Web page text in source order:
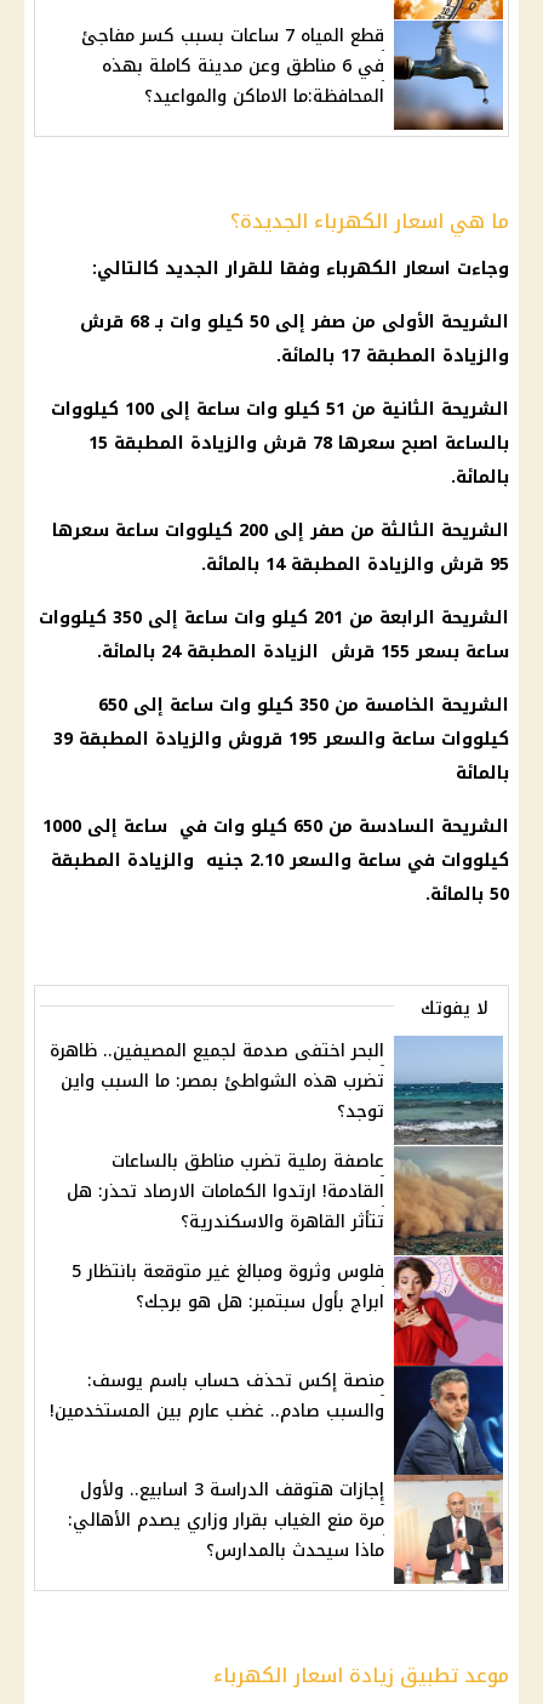
قطع المياه 7 ساعات بسبب كسر مفاجئ
في 6 مناطق وعن مدينة كاملة بهذه
المحافظة:ما الاماكن والمواعيد؟
ما هي اسعار الكهرباء الجديدة؟
وجاءت اسعار الكهرباء وفقا للقرار الجديد كالتالي:
الشريحة الأولى من صفر إلى 50 كيلو وات بـ 68 قرش
والزيادة المطبقة 17 بالمائة.
الشريحة الثانية من 51 كيلو وات ساعة إلى 100 كيلووات
بالساعة اصبح سعرها 78 قرش والزيادة المطبقة 15
بالمائة.
الشريحة الثالثة من صفر إلى 200 كيلووات ساعة سعرها
95 قرش والزيادة المطبقة 14 بالمائة.
الشريحة الرابعة من 201 كيلو وات ساعة إلى 350 كيلووات
ساعة بسعر 155 قرش الزيادة المطبقة 24 بالمائة.
الشريحة الخامسة من 350 كيلو وات ساعة إلى 650
كيلووات ساعة والسعر 195 قروش والزيادة المطبقة 39
بالمائة
الشريحة السادسة من 650 كيلو وات في ساعة إلى 1000
كيلووات في ساعة والسعر 2.10 جنيه والزيادة المطبقة
50 بالمائة.
لا يفوتك
البحر اختفى صدمة لجميع المصيفين.. ظاهرة
تضرب هذه الشواطئ بمصر: ما السبب واين
توجد؟
عاصفة رملية تضرب مناطق بالساعات
القادمة! ارتدوا الكمامات الارصاد تحذر: هل
تتأثر القاهرة والاسكندرية؟
فلوس وثروة ومبالغ غير متوقعة بانتظار 5
ابراج بأول سبتمبر: هل هو برجك؟
منصة إكس تحذف حساب باسم يوسف:
والسبب صادم.. غضب عارم بين المستخدمين!
إجازات هتوقف الدراسة 3 اسابيع.. ولأول
مرة منع الغياب بقرار وزاري يصدم الأهالي:
ماذا سيحدث بالمدارس؟
موعد تطبيق زيادة اسعار الكهرباء